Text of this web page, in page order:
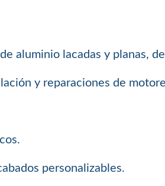
aluminio lacadas y planas,
y reparaciones de
personalizables.